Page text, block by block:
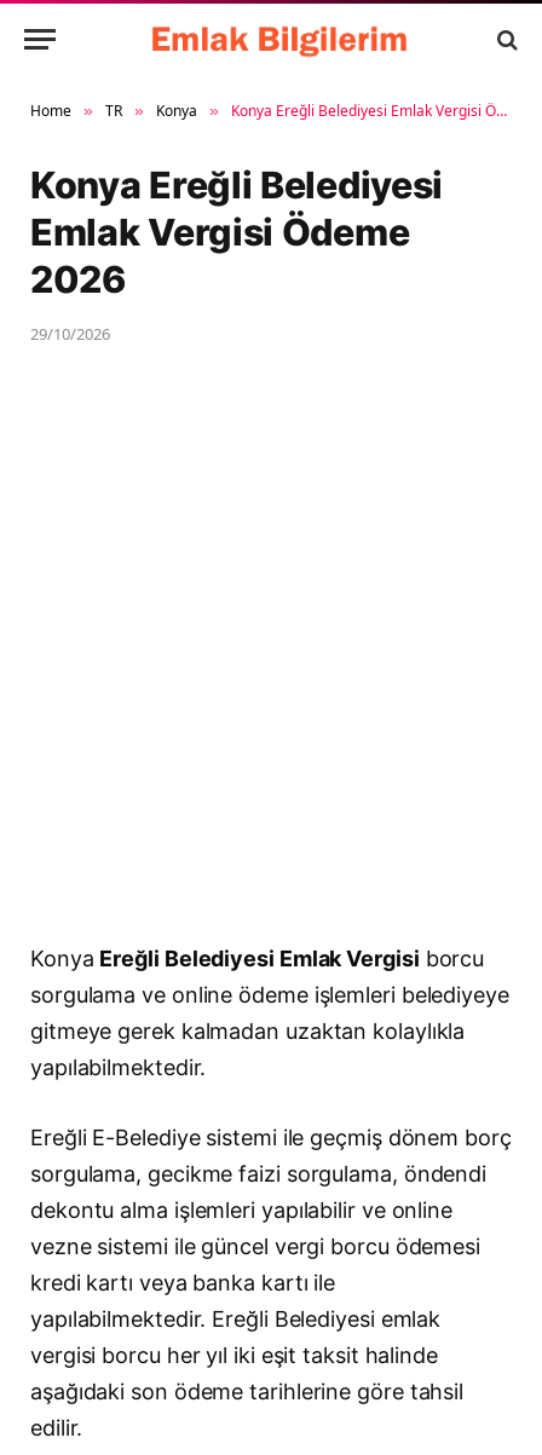
Home » TR » Konya » Konya Ereğli Belediyesi Emlak Vergisi Ödeme 2026
Konya Ereğli Belediyesi
Emlak Vergisi Ödeme
2026
29/10/2026
Konya Ereğli Belediyesi Emlak Vergisi borcu
sorgulama ve online ödeme işlemleri belediyeye
gitmeye gerek kalmadan uzaktan kolaylıkla
yapılabilmektedir.
Ereğli E-Belediye sistemi ile geçmiş dönem borç
sorgulama, gecikme faizi sorgulama, öndendi
dekontu alma işlemleri yapılabilir ve online
vezne sistemi ile güncel vergi borcu ödemesi
kredi kartı veya banka kartı ile
yapılabilmektedir. Ereğli Belediyesi emlak
vergisi borcu her yıl iki eşit taksit halinde
aşağıdaki son ödeme tarihlerine göre tahsil
edilir.